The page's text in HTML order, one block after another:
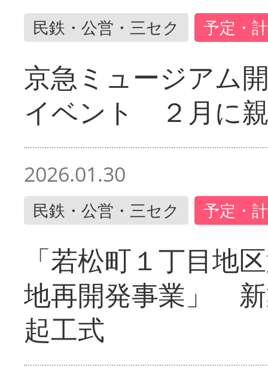
民鉄・公営・三セク 予定・
京急ミュージアム
イベント ２月に
2026.01.30
民鉄・公営・三セク 予定・
「若松町１丁目地
地再開発事業」
起工式